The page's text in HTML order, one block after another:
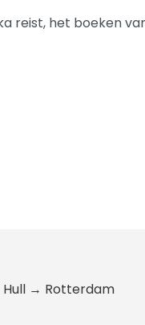
reist, het boeken
Hull → Rotterdam